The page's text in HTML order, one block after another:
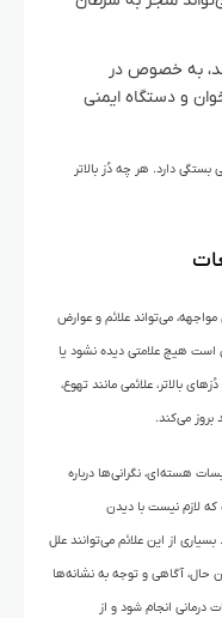
به خصوص در
و دستگاه ایمنی
دارد. هر چه دُز بالاتر
می‌تواند علائم و عوارض
است هیچ علامتی دیده نشود یا
بالاتر، علائمی مانند تهوع،
می‌کند.
هسته‌ای، نگرانی‌ها درباره
لازم نیست با دیدن
از این علائم می‌توانند علل
حال، آگاهی و توجه به نشانه‌ها
درمانی انجام شود و از